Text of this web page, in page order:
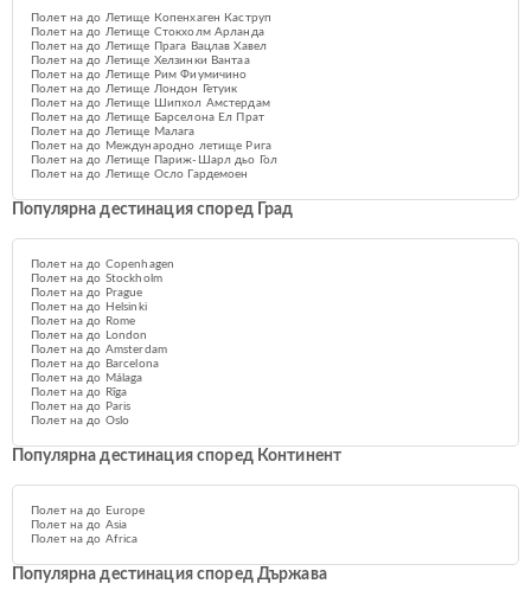
Полет на до Летище Копенхаген Каструп
Полет на до Летище Стокхолм Арланда
Полет на до Летище Прага Вацлав Хавел
Полет на до Летище Хелзинки Вантаа
Полет на до Летище Рим Фиумичино
Полет на до Летище Лондон Гетуик
Полет на до Летище Шипхол Амстердам
Полет на до Летище Барселона Ел Прат
Полет на до Летище Малага
Полет на до Международно летище Рига
Полет на до Летище Париж-Шарл дьо Гол
Полет на до Летище Осло Гардемоен
Популярна дестинация според Град
Полет на до Copenhagen
Полет на до Stockholm
Полет на до Prague
Полет на до Helsinki
Полет на до Rome
Полет на до London
Полет на до Amsterdam
Полет на до Barcelona
Полет на до Málaga
Полет на до Rīga
Полет на до Paris
Полет на до Oslo
Популярна дестинация според Континент
Полет на до Europe
Полет на до Asia
Полет на до Africa
Популярна дестинация според Държава